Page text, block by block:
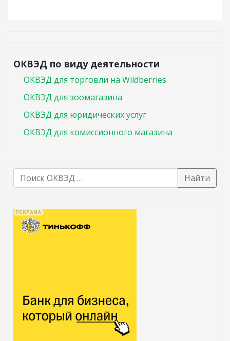
ОКВЭД по виду деятельности
ОКВЭД для торговли на Wildberries
ОКВЭД для зоомагазина
ОКВЭД для юридических услуг
ОКВЭД для комиссионного магазина
Найти
В списке найденных результатов используйте